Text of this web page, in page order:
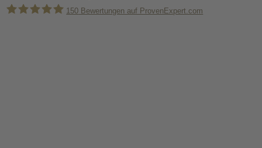
150 Bewertungen auf ProvenExpert.com